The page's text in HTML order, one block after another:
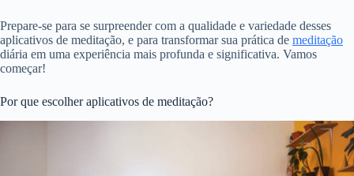
Prepare-se para se surpreender com a qualidade e variedade desses
aplicativos de meditação, e para transformar sua prática de meditação
diária em uma experiência mais profunda e significativa. Vamos
começar!
Por que escolher aplicativos de meditação?